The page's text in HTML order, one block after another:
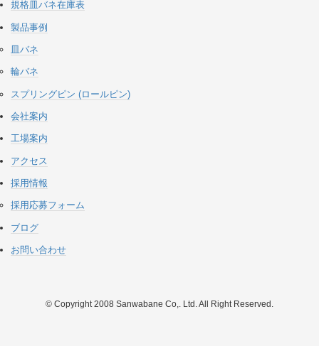
規格皿バネ在庫表
製品事例
皿バネ
輪バネ
スプリングピン (ロールピン)
会社案内
工場案内
アクセス
採用情報
採用応募フォーム
ブログ
お問い合わせ
© Copyright 2008 Sanwabane Co,. Ltd. All Right Reserved.